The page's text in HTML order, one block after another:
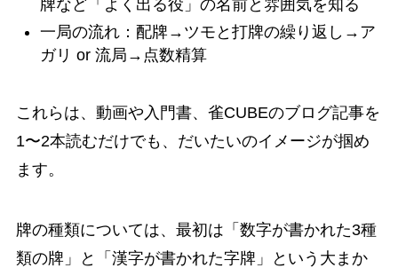
牌など「よく出る役」の名前と雰囲気を知る
一局の流れ：配牌→ツモと打牌の繰り返し→ア
ガリ or 流局→点数精算
これらは、動画や入門書、雀CUBEのブログ記事を
1〜2本読むだけでも、だいたいのイメージが掴め
ます。
牌の種類については、最初は「数字が書かれた3種
類の牌」と「漢字が書かれた字牌」という大まか